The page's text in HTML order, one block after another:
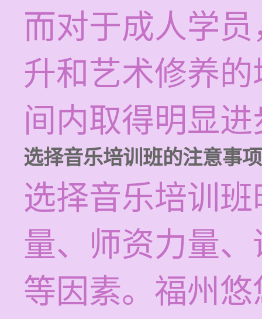
而对于成人学
升和艺术修养
间内取得明显进
选择音乐培训班的注意事项
选择音乐培训
量、师资力量
等因素。福州